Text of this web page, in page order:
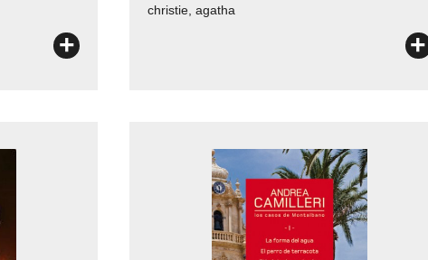
+
christie, agatha
+